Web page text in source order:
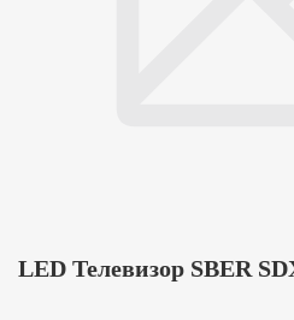
LED Телевизор SBER